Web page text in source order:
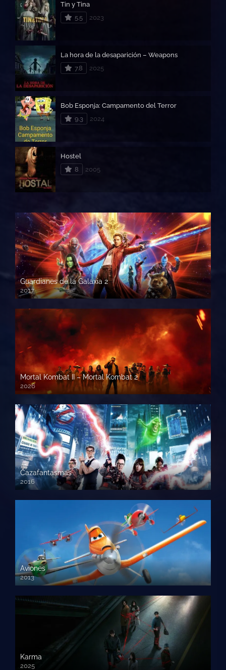
Tin y Tina
5.5
2023
La hora de la desaparición – Weapons
7.8
2025
Bob Esponja: Campamento del Terror
9.3
2024
Hostel
8
2005
Guardianes de la Galaxia 2
2017
720p HD
Mortal Kombat II – Mortal Kombat 2
2026
1080p HD
Cazafantasmas
2016
720p HD
Aviones
2013
720 HD
Karma
2025